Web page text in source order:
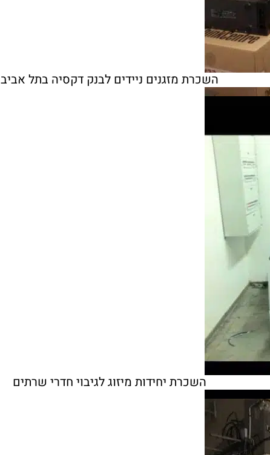
השכרת מזגנים ניידים לבנק דקסיה בתל אביב
השכרת יחידות מיזוג לגיבוי חדרי שרתים